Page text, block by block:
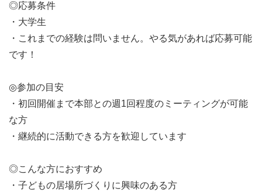
◎応募条件
・大学生
・これまでの経験は問いません。やる気があれば応募可能
です！
◎参加の目安
・初回開催まで本部との週1回程度のミーティングが可能
な方
・継続的に活動できる方を歓迎しています
◎こんな方におすすめ
・子どもの居場所づくりに興味のある方